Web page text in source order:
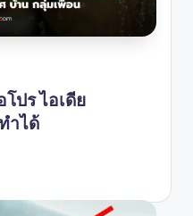
ปร ไอเดีย
ำได้